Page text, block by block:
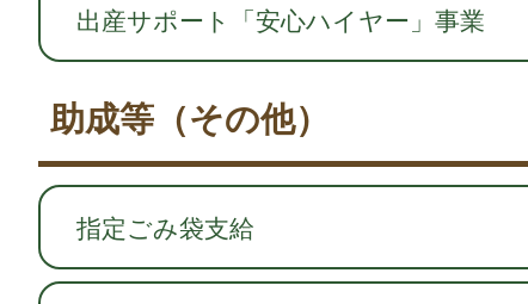
出産サポート「安心ハイヤー」事業
助成等（その他）
指定ごみ袋支給